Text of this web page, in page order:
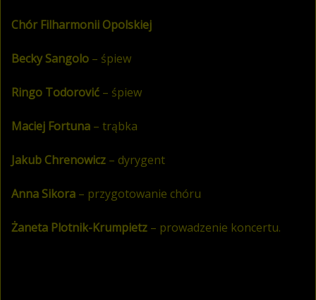
Chór Filharmonii Opolskiej
Becky Sangolo – śpiew
Ringo Todorović – śpiew
Maciej Fortuna – trąbka
Jakub Chrenowicz – dyrygent
Anna Sikora – przygotowanie chóru
Żaneta Plotnik-Krumpietz – prowadzenie koncertu.